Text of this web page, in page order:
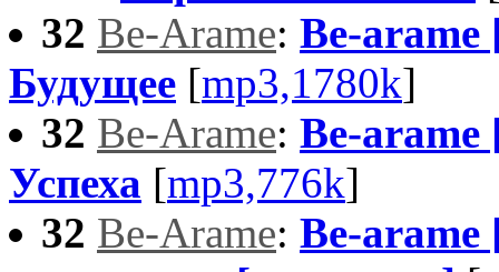
32 Be-Arame: Be-
Будущее [mp3,1780k]
32 Be-Arame: Be-arame
Успеха [mp3,776k]
32 Be-Arame: Be-